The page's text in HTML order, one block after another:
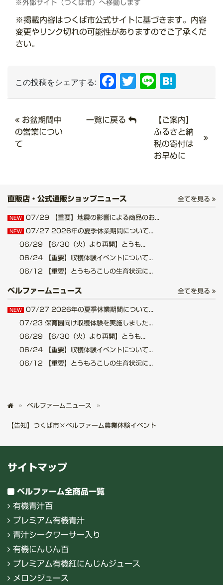
※外部サイト（つくば市）へ移動します
※掲載内容はつくば市公式サイトに基づきます。内容
変更やリンク切れの可能性がありますのでご了承くだ
さい。
この投稿をシェアする: Facebook
Twitter
Line
お盆期間中
の営業につい
て
一覧に戻る
【ご案内】
ふるさと納
税の寄付は
お早めに
直販店・公式通販ショップニュース 全てを見る
NEW 07/29 【重要】地震の影響による商品のお...
NEW 07/27 2026年の夏季休業期間について...
06/29 【6/30（火）より再開】とうも...
06/24 【重要】収穫体験イベントについて...
06/12 【重要】とうもろこしの生育状況に...
ベルファームニュース 全てを見る
NEW 07/27 2026年の夏季休業期間について...
07/23 保育園向け収穫体験を実施しました...
06/29 【6/30（火）より再開】とうも...
06/24 【重要】収穫体験イベントについて...
06/12 【重要】とうもろこしの生育状況に...
ベルファームニュース
【告知】つくば市×ベルファーム農業体験イベント
サイトマップ
ベルファーム全商品一覧
有機青汁百
プレミアム有機青汁
青汁シークワーサー入り
有機にんじん百
プレミアム有機紅にんじんジュース
メロンジュース